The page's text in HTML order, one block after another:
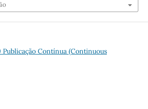
Contínua (Continuous